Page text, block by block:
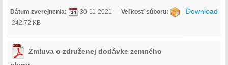
Dátum zverejnenia: 30-11-2021 Veľkosť súboru:
242.72 KB
Download
Zmluva o združenej dodávke zemného